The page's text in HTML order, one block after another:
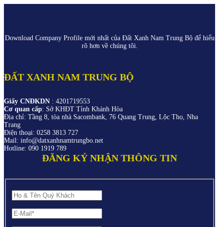
Download Company Profile mới nhất của Đất Xanh Nam Trung Bộ để hiểu
rõ hơn về chúng tôi.
ĐẤT XANH NAM TRUNG BỘ
Giấy CNĐKDN : 4201719553
Cơ quan cấp: Sở KHĐT Tỉnh Khánh Hòa
Địa chỉ: Tầng 8, tòa nhà Sacombank, 76 Quang Trung, Lộc Thọ, Nha
Trang
Điện thoại: 0258 3813 727
Mail: info@datxanhnamtrungbo.net
Hotline: 090 1919 789
ĐĂNG KÝ NHẬN THÔNG TIN